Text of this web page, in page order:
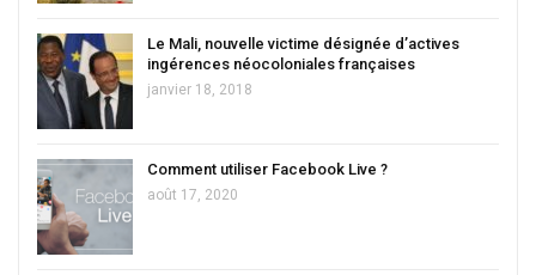
Le Mali, nouvelle victime désignée d’actives
ingérences néocoloniales françaises
janvier 18, 2018
Comment utiliser Facebook Live ?
août 17, 2020